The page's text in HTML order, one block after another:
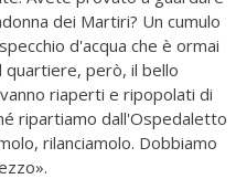
dei Martiri? Un cumulo
d'acqua che è ormai
quartiere, però, il bello
riaperti e ripopolati di
ripartiamo dall'Ospedaletto
rilanciamolo. Dobbiamo